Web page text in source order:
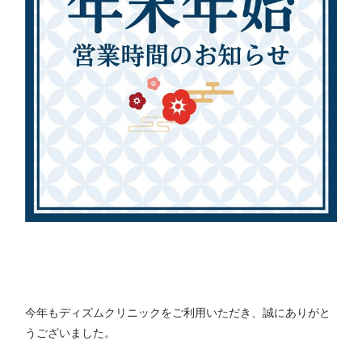
肌質改善
ほくろ・いぼ
施術料金一覧
クリニック案内
クリニックについて（東京）
名古屋
大阪
福岡
症例写真
医師紹介
お知らせ
今年もディズムクリニックをご利用いただき、誠にありがと
うございました。